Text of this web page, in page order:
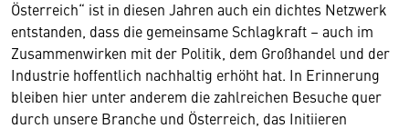
Österreich“ ist in diesen Jahren auch ein dichtes Netzwerk
entstanden, dass die gemeinsame Schlagkraft – auch im
Zusammenwirken mit der Politik, dem Großhandel und der
Industrie hoffentlich nachhaltig erhöht hat. In Erinnerung
bleiben hier unter anderem die zahlreichen Besuche quer
durch unsere Branche und Österreich, das Initiieren